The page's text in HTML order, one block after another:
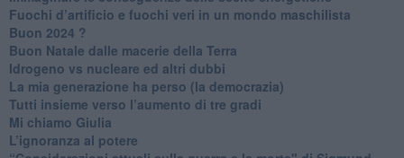
​Fuochi d’artificio e fuochi veri in un mondo maschilista
Buon 2024 ?
​Buon Natale dalle macerie della Terra
​Idrogeno vs nucleare ed altri dubbi
​La mia generazione ha perso (la democrazia)
​Tutti insieme verso l’aumento di tre gradi
Mi chiamo Giulia
L’ignoranza al potere